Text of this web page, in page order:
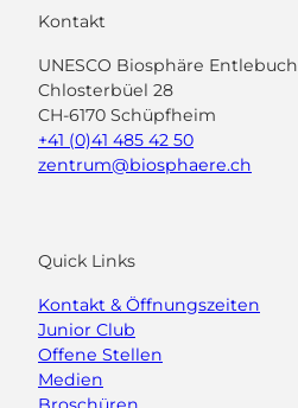
Kontakt
UNESCO Biosphäre Entlebuch
Chlosterbüel 28
CH-6170 Schüpfheim
+41 (0)41 485 42 50
zentrum@biosphaere.ch
Quick Links
Kontakt & Öffnungszeiten
Junior Club
Offene Stellen
Medien